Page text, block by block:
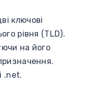
ключові
рівня (TLD).
на його
.net.